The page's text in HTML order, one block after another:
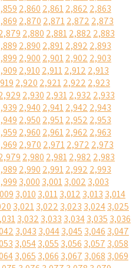
2,860 2,8612,862 2,863
2,870 2,8712,872 2,873
2,880 2,8812,882 2,883
2,890 2,8912,892 2,893
2,900 2,9012,902 2,903
2,910 2,9112,912 2,913
2,920 2,9212,922 2,923
2,930 2,9312,932 2,933
2,940 2,9412,942 2,943
2,950 2,9512,952 2,953
2,960 2,9612,962 2,963
2,970 2,9712,972 2,973
2,980 2,9812,982 2,983
2,990 2,9912,992 2,993
3,000 3,0013,002 3,003
3,010 3,0113,012 3,013 3,014
3,0213,022 3,023 3,0243,025
3,032 3,033 3,0343,035 3,036
3,043 3,0443,045 3,046 3,047
3,0543,055 3,056 3,057 3,058
3,065 3,066 3,067 3,068 3,069